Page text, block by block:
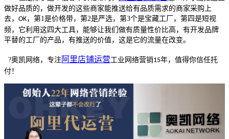
做好品质的，做开发的这些商家能推送给有品质需求的商家采购上
去， OK，第1是价格带，第2是严选，第3个是宝藏工厂，第四是短视
频，它利用这四大工具，能够让我们做有质量性价比高 ，有开发品牌
平替的工厂的产品，有推送的价值，这是它的流量在改变。
?奥凯网络，专注 阿里店铺运营工业 网络营销15年，值得你信任托
付！